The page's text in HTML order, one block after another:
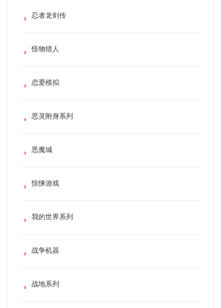
忍者龙剑传
怪物猎人
恋爱模拟
恶灵附身系列
恶魔城
惊悚游戏
我的世界系列
战争机器
战地系列